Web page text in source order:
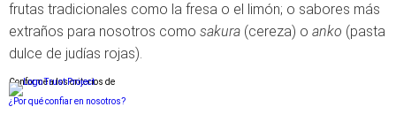
frutas tradicionales como la fresa o el limón; o sabores más
extraños para nosotros como sakura (cereza) o anko (pasta
dulce de judías rojas).
Conforme a los criterios de
¿Por qué confiar en nosotros?